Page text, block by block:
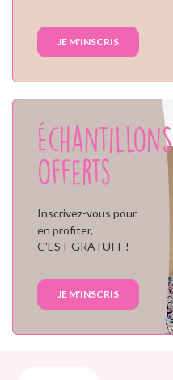
JE M'INSCRIS
Échantillons
offerts
Inscrivez-vous pour
en profiter,
C'EST GRATUIT !
JE M'INSCRIS